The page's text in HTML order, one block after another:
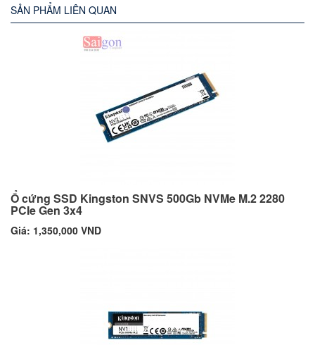
SẢN PHẨM LIÊN QUAN
Ổ cứng SSD Kingston SNVS 500Gb NVMe M.2 2280
PCIe Gen 3x4
Giá: 1,350,000 VND